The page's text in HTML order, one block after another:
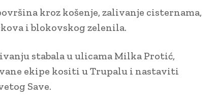
kroz košenje, zalivanje cisternama,
i blokovskog zelenila.
stabala u ulicama Milka Protić,
ekipe kositi u Trupalu i nastaviti
Save.